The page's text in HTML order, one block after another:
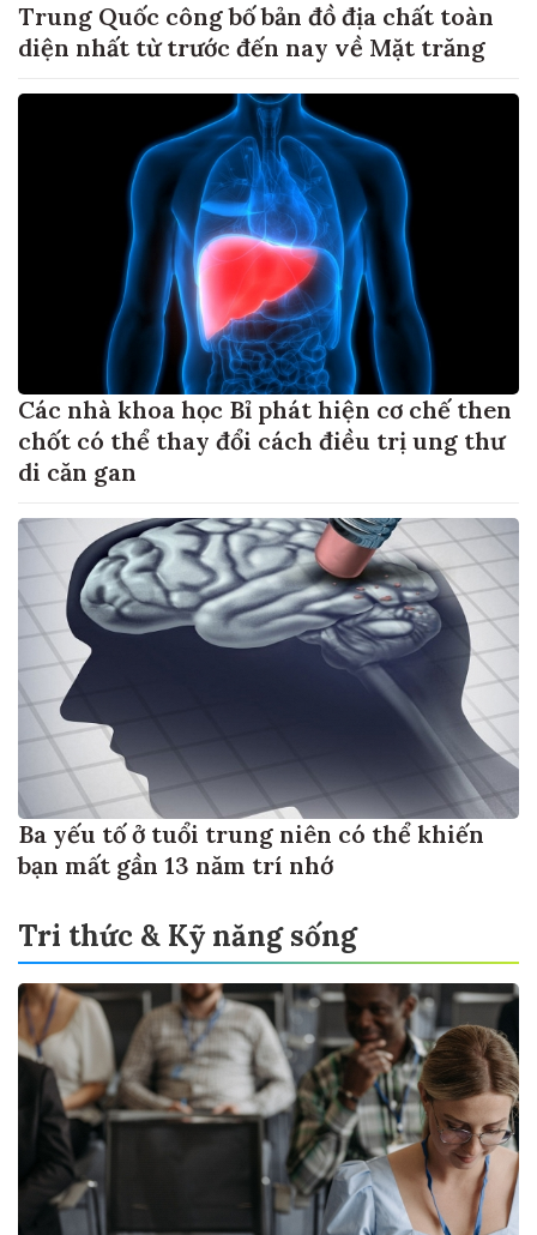
Trung Quốc công bố bản đồ địa chất toàn
diện nhất từ trước đến nay về Mặt trăng
Các nhà khoa học Bỉ phát hiện cơ chế then
chốt có thể thay đổi cách điều trị ung thư
di căn gan
Ba yếu tố ở tuổi trung niên có thể khiến
bạn mất gần 13 năm trí nhớ
Tri thức & Kỹ năng sống